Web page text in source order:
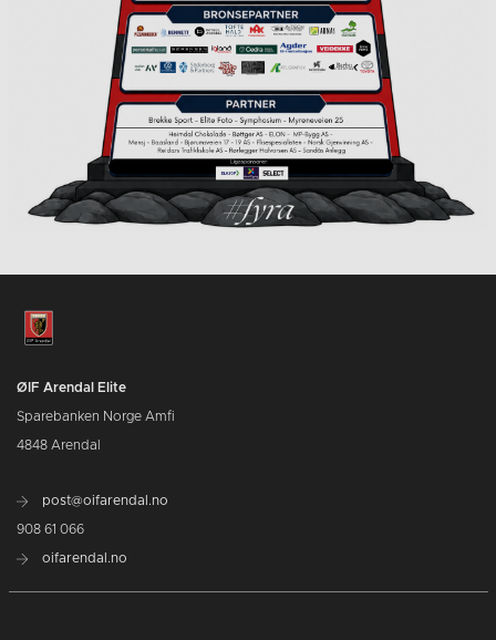
ØIF Arendal Elite
Sparebanken Norge Amfi
4848 Arendal
post@oifarendal.no
908 61 066
oifarendal.no